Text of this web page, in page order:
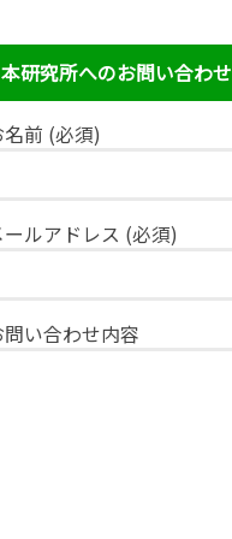
本研究所へのお問い合わせ
前 (必須)
ルアドレス (必須)
い合わせ内容